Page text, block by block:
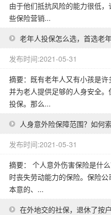
由于他们抵抗风险的能力很低
些保险营销...
老年人投保怎么选，首选老
发布时间:2021-05-31
摘要：既有老年人又有小孩是
并为老人提供足够的人身安全
投保。那么...
人身意外险保障范围？如何索
发布时间:2021-05-31
摘要： 个人意外伤害保险是什
时丧失劳动能力的保险。保险
本意的、...
在外地交的社保，退休了按